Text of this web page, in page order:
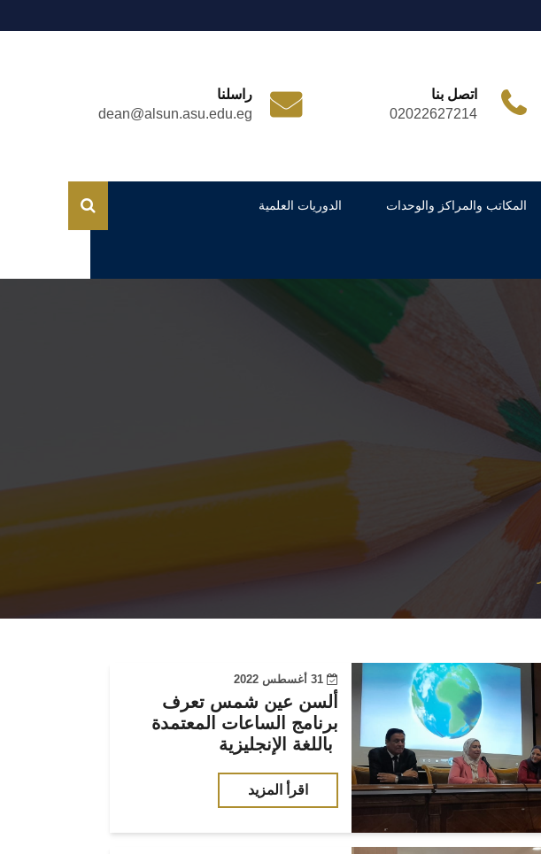
اتصل بنا
02022627214
راسلنا
dean@alsun.asu.edu.eg
المكاتب والمراكز والوحدات الدوريات العلمية
31 أغسطس 2022
ألسن عين شمس تعرف
برنامج الساعات المعتمدة
اقرأ المزيد